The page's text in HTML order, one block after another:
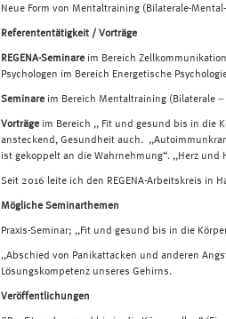
Neue Form von Mentaltraining (Bilaterale-
Referententätigkeit / Vorträge
REGENA-Seminare im Bereich
Psychologen im Bereich Energetische
Seminare im Bereich Mentaltraining (Bilaterale
Vorträge im Bereich ,, Fit und gesund bis in die
ansteckend, Gesundheit auch.
ist gekoppelt an die Wahrnehmung“. ,,Herz
Seit 2016 leite ich den REGENA-Arbeitskreis in
Mögliche Seminarthemen
Praxis-Seminar; ,,Fit und gesund bis in die
,,Abschied von Panikattacken und anderen
Lösungskompetenz unseres Gehirns.
Veröffentlichungen